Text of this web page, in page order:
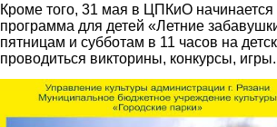
Кроме того, 31 мая в ЦПКиО начинается
программа для детей «Летние
пятницам и субботам в 11 часов на
проводиться викторины, конкурсы, игры.